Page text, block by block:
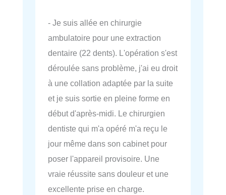
- Je suis allée en chirurgie
ambulatoire pour une extraction
dentaire (22 dents). L'opération s'est
déroulée sans problème, j'ai eu droit
à une collation adaptée par la suite
et je suis sortie en pleine forme en
début d'après-midi. Le chirurgien
dentiste qui m'a opéré m'a reçu le
jour même dans son cabinet pour
poser l'appareil provisoire. Une
vraie réussite sans douleur et une
excellente prise en charge.